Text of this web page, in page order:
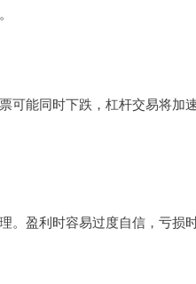
可能同时下跌，杠杆交易将加
。盈利时容易过度自信，亏损